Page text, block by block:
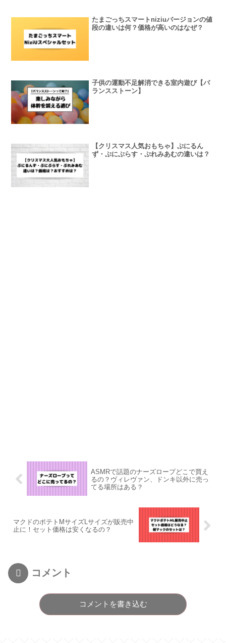
たまごっちスマートniziuバージョンの値
段の違いは何？価格が高いのはなぜ？
子供の運動不足解消できる室内遊び【バ
ランスストーン】
【クリスマス人気おもちゃ】ぷにるん
ず・ぷにぷらす・ぷれみあむの違いは？
ASMRで話題のナーズロープどこで買え
るの？ヴィレヴァン、ドンキ以外に売っ
てる場所はある？
マクドのポテトMサイズLサイズが販売中
止に！セット価格は安くなるの？
コメント
コメントを書き込む